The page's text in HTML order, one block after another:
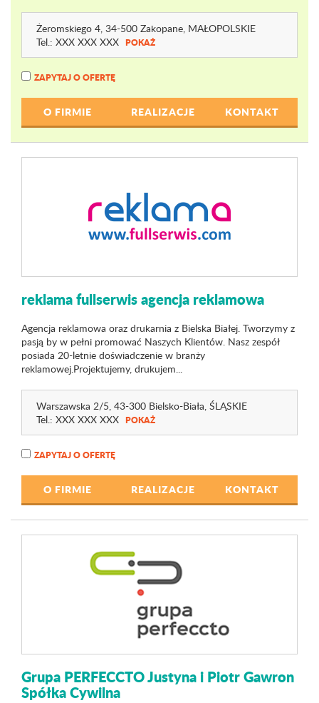
Żeromskiego 4, 34-500 Zakopane, MAŁOPOLSKIE
Tel.: XXX XXX XXX POKAŻ
ZAPYTAJ O OFERTĘ
O FIRMIE REALIZACJE KONTAKT
reklama fullserwis agencja reklamowa
Agencja reklamowa oraz drukarnia z Bielska Białej. Tworzymy z
pasją by w pełni promować Naszych Klientów. Nasz zespół
posiada 20-letnie doświadczenie w branży
reklamowej.Projektujemy, drukujem...
Warszawska 2/5, 43-300 Bielsko-Biała, ŚLĄSKIE
Tel.: XXX XXX XXX POKAŻ
ZAPYTAJ O OFERTĘ
O FIRMIE REALIZACJE KONTAKT
Grupa PERFECCTO Justyna i Piotr Gawron
Spółka Cywilna